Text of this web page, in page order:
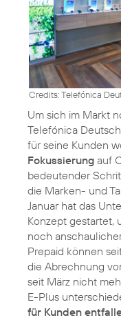
Credits: Telefónica
Um sich im Markt
Telefónica
für seine Kunden
Fokussierung auf
bedeutender
die Marken- und
Januar hat das
Konzept gestartet,
noch
Prepaid können
die Abrechnung
seit März nicht
E-Plus
für Kunden